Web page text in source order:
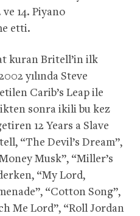
ve 14. Piyano
etti.
kuran Britell’in ilk
yılında Steve
Carib’s Leap ile
sonra ikili bu kez
12 Years a Slave
“The Devil’s Dream”,
Musk”, “Miller’s
“My Lord,
“Cotton Song”,
Me Lord”, “Roll Jordan